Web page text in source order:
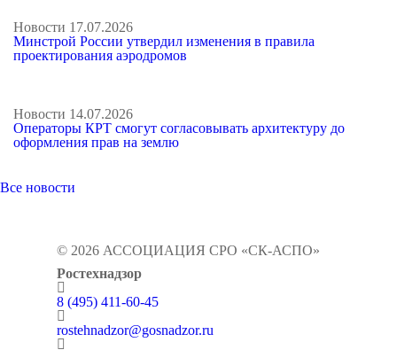
Новости 17.07.2026
Минстрой России утвердил изменения в правила
проектирования аэродромов
Новости 14.07.2026
Операторы КРТ смогут согласовывать архитектуру до
оформления прав на землю
Все новости
© 2026 АССОЦИАЦИЯ СРО «СК-АСПО»
Ростехнадзор
8 (495) 411-60-45
rostehnadzor@gosnadzor.ru